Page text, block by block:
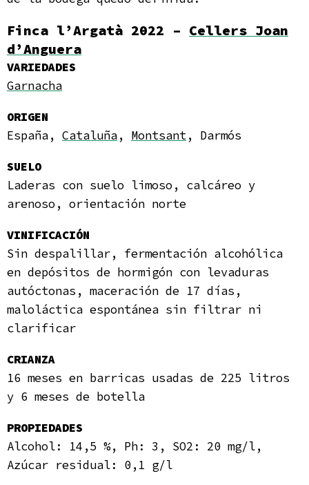
Finca l’Argatà 2022 – Cellers Joan
d’Anguera
VARIEDADES
Garnacha
ORIGEN
España, Cataluña, Montsant, Darmós
SUELO
Laderas con suelo limoso, calcáreo y
arenoso, orientación norte
VINIFICACIÓN
Sin despalillar, fermentación alcohólica
en depósitos de hormigón con levaduras
autóctonas, maceración de 17 días,
maloláctica espontánea sin filtrar ni
clarificar
CRIANZA
16 meses en barricas usadas de 225 litros
y 6 meses de botella
PROPIEDADES
Alcohol: 14,5 %, Ph: 3, SO2: 20 mg/l,
Azúcar residual: 0,1 g/l